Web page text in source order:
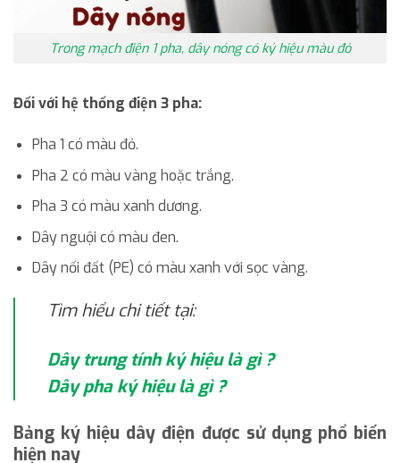
Trong mạch điện 1 pha, dây nóng có ký hiệu màu đỏ
Đối với hệ thống điện 3 pha:
Pha 1 có màu đỏ.
Pha 2 có màu vàng hoặc trắng.
Pha 3 có màu xanh dương.
Dây nguội có màu đen.
Dây nối đất (PE) có màu xanh với sọc vàng.
Tìm hiểu chi tiết tại:
Dây trung tính ký hiệu là gì ?
Dây pha ký hiệu là gì ?
Bảng ký hiệu dây điện được sử dụng phổ biến
hiện nay